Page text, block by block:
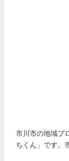
市川市の地域ブ
ちくん」です。